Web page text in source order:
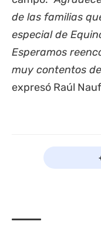
de las familias
especial de
Esperamos
muy contentos
expresó Raúl